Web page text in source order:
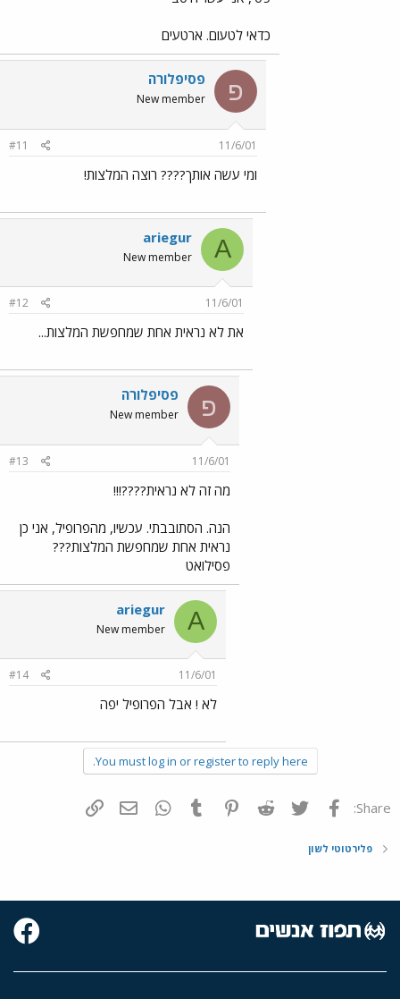
כדאי לטעום. ארטעים
פ פסיפלורה
New member
11/6/01
#11
ומי עשה אותך???? רוצה המלצות!
A
ariegur
New member
11/6/01
#12
את לא נראית אחת שמחפשת המלצות...
פ פסיפלורה
New member
11/6/01
#13
מה זה לא נראית????!!!
הנה. הסתובבתי. עכשיו, מהפרופיל, אני כן
נראית אחת שמחפשת המלצות???
פסילואט
A
ariegur
New member
11/6/01
#14
לא ! אבל הפרופיל יפה
You must log in or register to reply here.
Share: פייסבוק Twitter
Reddit
Pinterest
Tumblr
WhatsAppדואר אלקטרוני
פלירטוטי לשון